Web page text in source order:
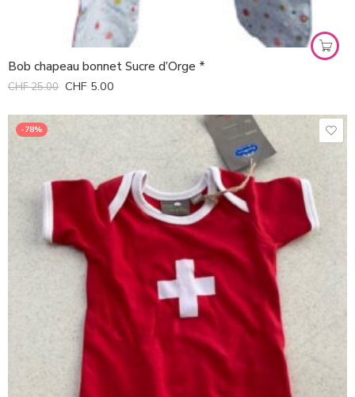
Bob chapeau bonnet Sucre d’Orge *
CHF25.00 CHF 5.00
-78%